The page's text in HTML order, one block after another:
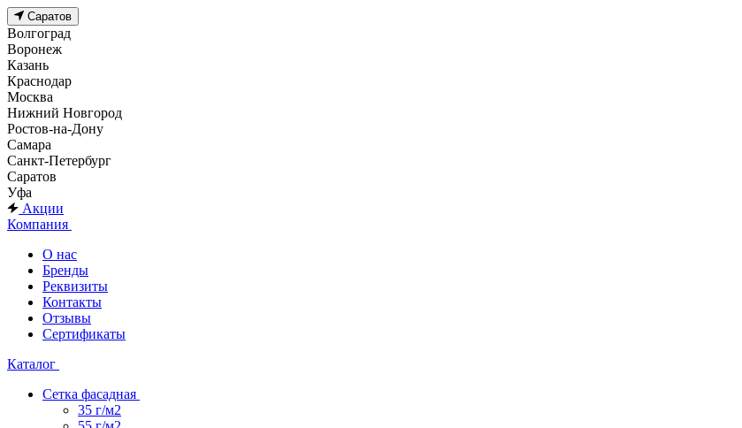
Саратов
Волгоград
Воронеж
Казань
Краснодар
Москва
Нижний Новгород
Ростов-на-Дону
Самара
Санкт-Петербург
Саратов
Уфа
Акции
Компания
О нас
Бренды
Реквизиты
Контакты
Отзывы
Сертификаты
Каталог
Сетка фасадная
35 г/м2